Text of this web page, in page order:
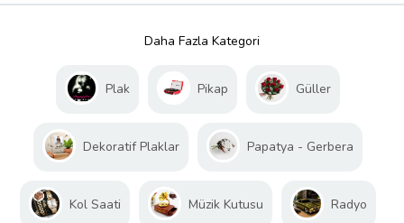
Daha Fazla Kategori
Plak Pikap Güller
Dekoratif Plaklar Papatya - Gerbera
Kol Saati Müzik Kutusu Radyo